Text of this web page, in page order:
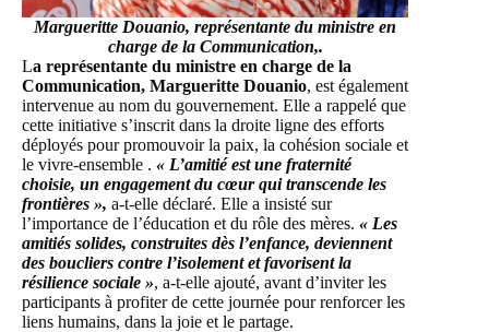
Margueritte Douanio, représentante du ministre en
charge de la Communication,.
La représentante du ministre en charge de la
Communication, Margueritte Douanio, est également
intervenue au nom du gouvernement. Elle a rappelé que
cette initiative s’inscrit dans la droite ligne des efforts
déployés pour promouvoir la paix, la cohésion sociale et
le vivre-ensemble . « L’amitié est une fraternité
choisie, un engagement du cœur qui transcende les
frontières », a-t-elle déclaré. Elle a insisté sur
l’importance de l’éducation et du rôle des mères. « Les
amitiés solides, construites dès l’enfance, deviennent
des boucliers contre l’isolement et favorisent la
résilience sociale », a-t-elle ajouté, avant d’inviter les
participants à profiter de cette journée pour renforcer les
liens humains, dans la joie et le partage.